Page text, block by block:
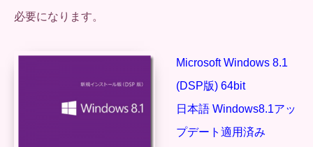
必要になります。
Microsoft Windows 8.1
(DSP版) 64bit
日本語 Windows8.1アッ
プデート適用済み